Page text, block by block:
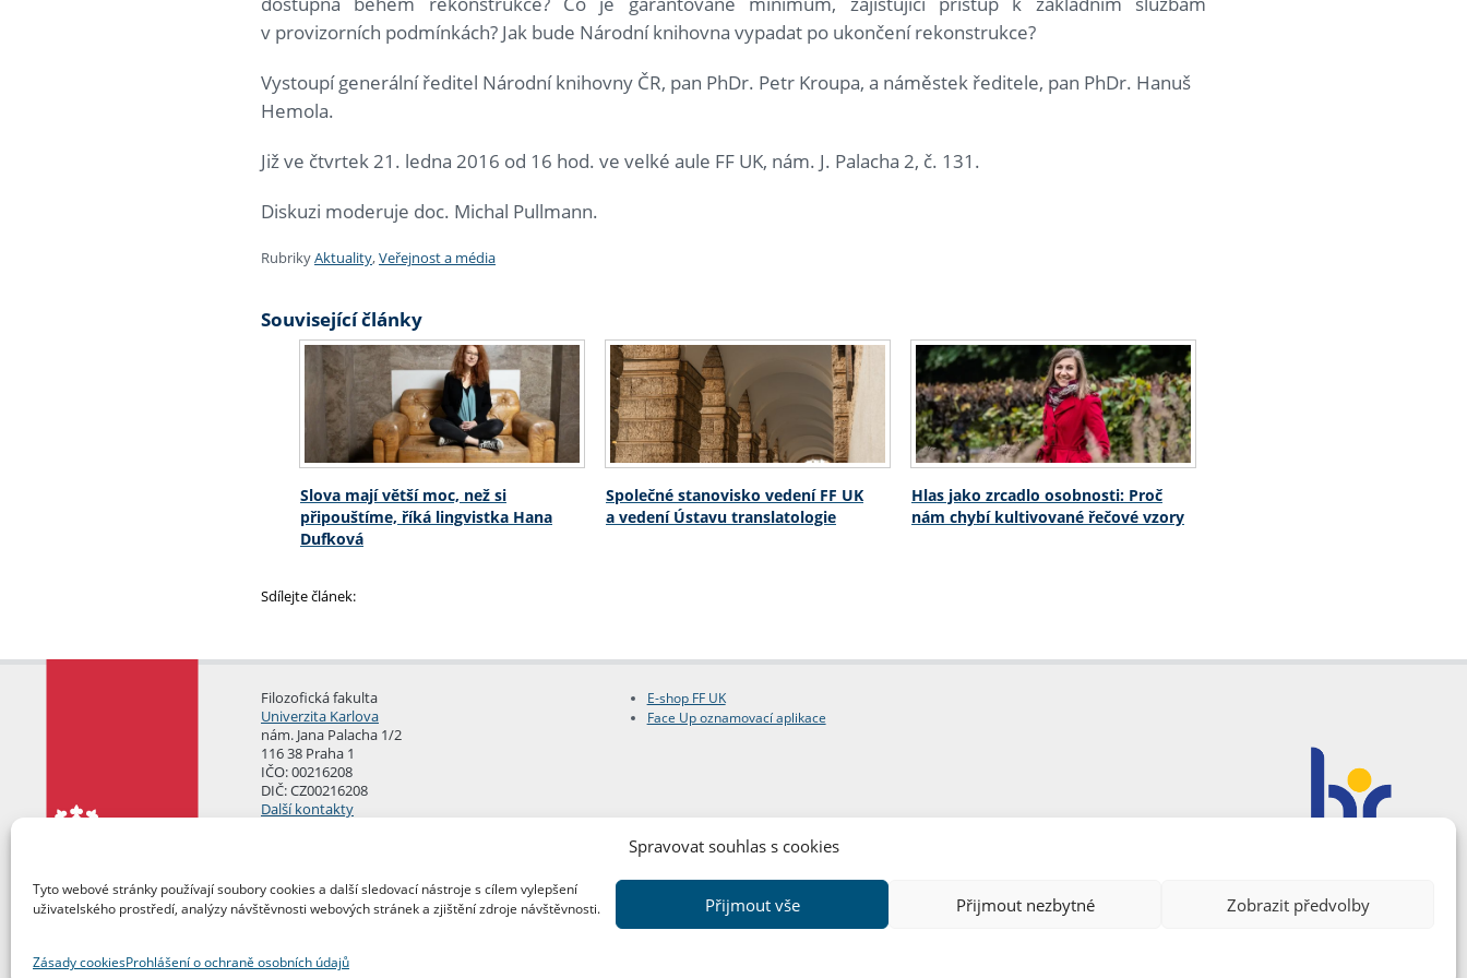
Spravovat souhlas s cookies
Tyto webové stránky používají soubory cookies a další sledovací nástroje s cílem vylepšení
uživatelského prostředí, analýzy návštěvnosti webových stránek a zjištění zdroje návštěvnosti.
Přijmout vše Přijmout nezbytné Zobrazit předvolby
Zásady cookiesProhlášení o ochraně osobních údajů
v provizorních podmínkách? Jak bude Národní knihovna vypadat po ukončení rekonstrukce?
Vystoupí generální ředitel Národní knihovny ČR, pan PhDr. Petr Kroupa, a náměstek ředitele, pan PhDr. Hanuš
Hemola.
Již ve čtvrtek 21. ledna 2016 od 16 hod. ve velké aule FF UK, nám. J. Palacha 2, č. 131.
Diskuzi moderuje doc. Michal Pullmann.
RubrikyAktuality,Veřejnost a média
Související články
Slova mají větší moc, než si
připouštíme, říká lingvistka Hana
Dufková
Společné stanovisko vedení FF UK
a vedení Ústavu translatologie
Hlas jako zrcadlo osobnosti: Proč
nám chybí kultivované řečové vzory
Sdílejte článek:
Filozofická fakulta
Univerzita Karlova
nám. Jana Palacha 1/2
116 38 Praha 1
IČO: 00216208
DIČ: CZ00216208
Další kontakty
E-shop FF UK
Face Up oznamovací aplikace